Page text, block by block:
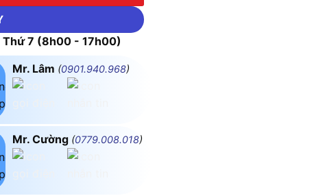
Thứ 7 (8h00 - 17h00)
Mr. Lâm (0901.940.968)
Mr. Cường (0779.008.018)